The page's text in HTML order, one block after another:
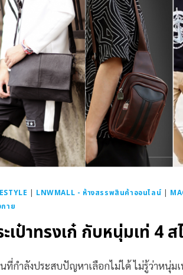
| LNWMALL - ห้างสรรพสินค้าออนไลน์ |
าย
เป๋าทรงเก๋ กับหนุ่มเท่ 4 ส
กำลังประสบปัญหาเลือกไม่ได้ ไม่รู้ว่าหนุ่มเ